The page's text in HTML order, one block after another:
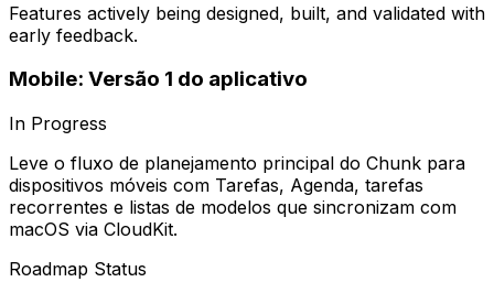
Features actively being designed, built, and validated with
early feedback.
Mobile: Versão 1 do aplicativo
In Progress
Leve o fluxo de planejamento principal do Chunk para
dispositivos móveis com Tarefas, Agenda, tarefas
recorrentes e listas de modelos que sincronizam com
macOS via CloudKit.
Roadmap Status